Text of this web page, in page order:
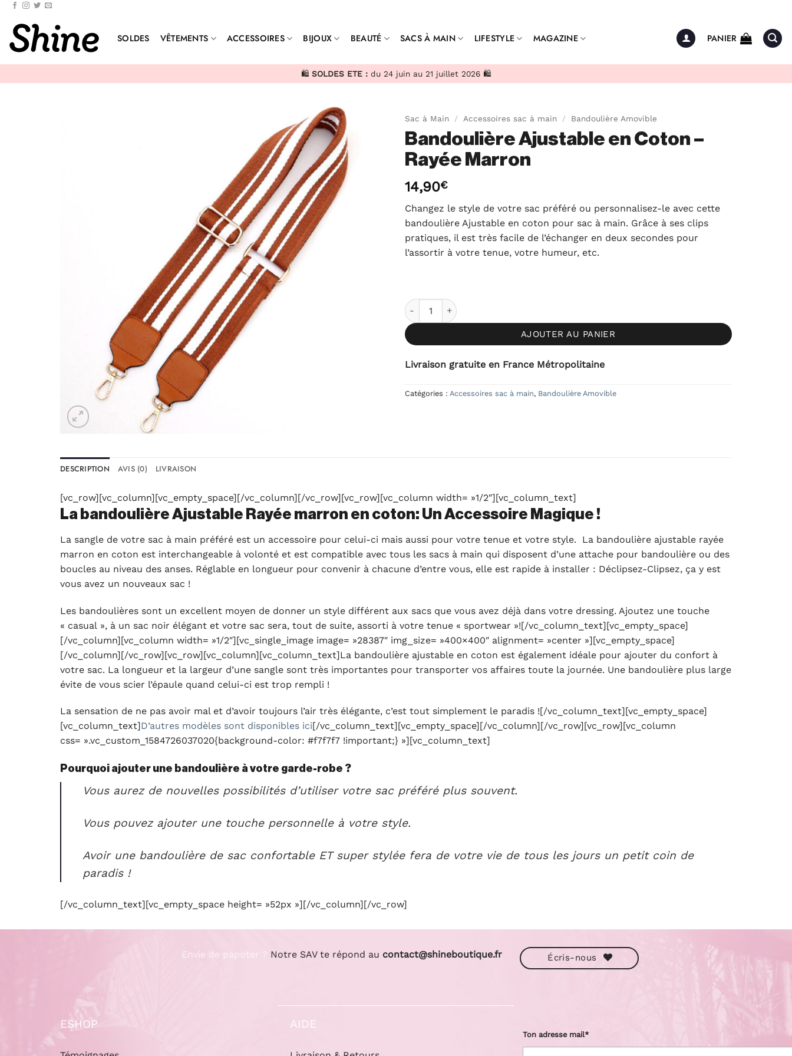
Passer
contenu
SOLDES VÊTEMENTS ACCESSOIRES BIJOUX BEAUTÉ SACS À MAIN LIFESTYLE MAGAZINE PANIER
🛍️ SOLDES ETE : du 24 juin au 21 juillet 2026 🛍️
Sac à Main / Accessoires sac à main / Bandoulière Amovible
Bandoulière Ajustable en Coton –
Rayée Marron
14,90€
Changez le style de votre sac préféré ou personnalisez-le avec cette
bandoulière Ajustable en coton pour sac à main. Grâce à ses clips
pratiques, il est très facile de l’échanger en deux secondes pour
l’assortir à votre tenue, votre humeur, etc.
quantité de Bandoulière Ajustable en Coton - Rayée Marron
AJOUTER AU PANIER
Livraison gratuite en France Métropolitaine
Catégories : Accessoires sac à main, Bandoulière Amovible
DESCRIPTION AVIS (0) LIVRAISON
[vc_row][vc_column][vc_empty_space][/vc_column][/vc_row][vc_row][vc_column width= »1/2″][vc_column_text]
La bandoulière Ajustable Rayée marron en coton: Un Accessoire Magique !
La sangle de votre sac à main préféré est un accessoire pour celui-ci mais aussi pour votre tenue et votre style. La bandoulière ajustable rayée
marron en coton est interchangeable à volonté et est compatible avec tous les sacs à main qui disposent d’une attache pour bandoulière ou des
boucles au niveau des anses. Réglable en longueur pour convenir à chacune d’entre vous, elle est rapide à installer : Déclipsez-Clipsez, ça y est
vous avez un nouveaux sac !
Les bandoulières sont un excellent moyen de donner un style différent aux sacs que vous avez déjà dans votre dressing. Ajoutez une touche
« casual », à un sac noir élégant et votre sac sera, tout de suite, assorti à votre tenue « sportwear »![/vc_column_text][vc_empty_space]
[/vc_column][vc_column width= »1/2″][vc_single_image image= »28387″ img_size= »400×400″ alignment= »center »][vc_empty_space]
[/vc_column][/vc_row][vc_row][vc_column][vc_column_text]La bandoulière ajustable en coton est également idéale pour ajouter du confort à
votre sac. La longueur et la largeur d’une sangle sont très importantes pour transporter vos affaires toute la journée. Une bandoulière plus large
évite de vous scier l’épaule quand celui-ci est trop rempli !
La sensation de ne pas avoir mal et d’avoir toujours l’air très élégante, c’est tout simplement le paradis ![/vc_column_text][vc_empty_space]
[vc_column_text]D’autres modèles sont disponibles ici[/vc_column_text][vc_empty_space][/vc_column][/vc_row][vc_row][vc_column
css= ».vc_custom_1584726037020{background-color: #f7f7f7 !important;} »][vc_column_text]
Pourquoi ajouter une bandoulière à votre garde-robe ?
Vous aurez de nouvelles possibilités d’utiliser votre sac préféré plus souvent.
Vous pouvez ajouter une touche personnelle à votre style.
Avoir une bandoulière de sac confortable ET super stylée fera de votre vie de tous les jours un petit coin de
paradis !
[/vc_column_text][vc_empty_space height= »52px »][/vc_column][/vc_row]
Envie de papoter ? Notre SAV te répond au contact@shineboutique.fr Écris-nous
ESHOP AIDE
Ton adresse mail*